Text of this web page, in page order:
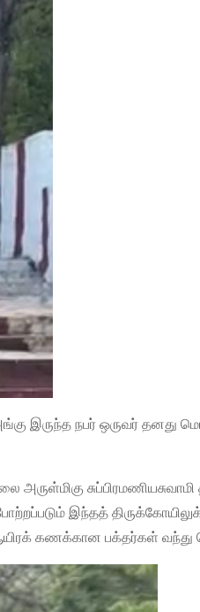
நபர் ஒருவர் தனது
சுப்பிரமணியசுவாமி
இந்தத்
கணக்கான பக்தர்கள் வந்து